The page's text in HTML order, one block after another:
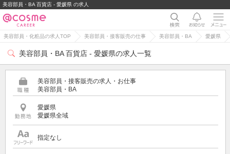
美容部員・BA 百貨店 - 愛媛県 の求人
美容部員・化粧品の求人TOP 美容部員・接客販売の仕事 美容部員・BA 愛媛県
美容部員・BA 百貨店 - 愛媛県の求人一覧
美容部員・接客販売の求人・お仕事
美容部員・BA
愛媛県
愛媛県全域
指定なし